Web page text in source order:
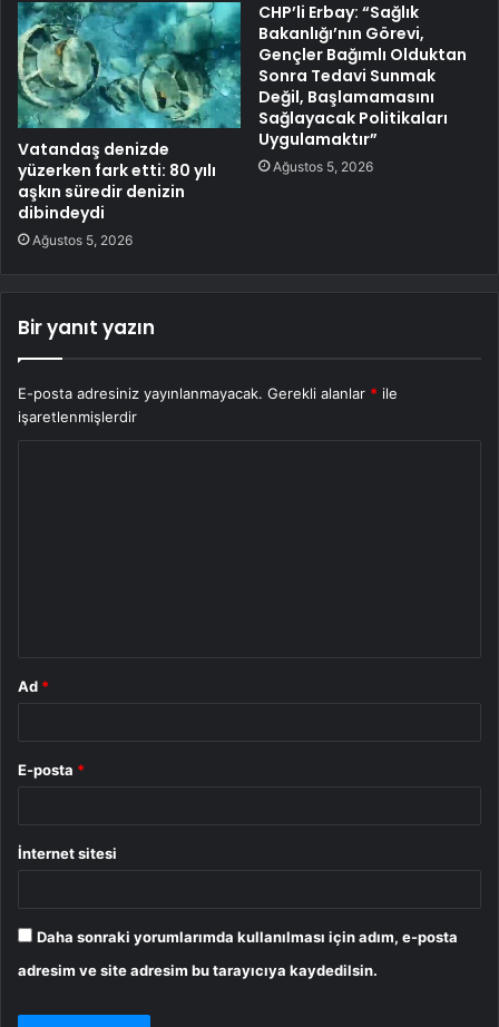
Vatandaş denizde
yüzerken fark etti: 80 yılı
aşkın süredir denizin
dibindeydi
Ağustos 5, 2026
CHP’li Erbay: “Sağlık
Bakanlığı’nın Görevi,
Gençler Bağımlı Olduktan
Sonra Tedavi Sunmak
Değil, Başlamamasını
Sağlayacak Politikaları
Uygulamaktır”
Ağustos 5, 2026
Bir yanıt yazın
E-posta adresiniz yayınlanmayacak. Gerekli alanlar * ile
işaretlenmişlerdir
Ad *
E-posta *
İnternet sitesi
Daha sonraki yorumlarımda kullanılması için adım, e-posta
adresim ve site adresim bu tarayıcıya kaydedilsin.